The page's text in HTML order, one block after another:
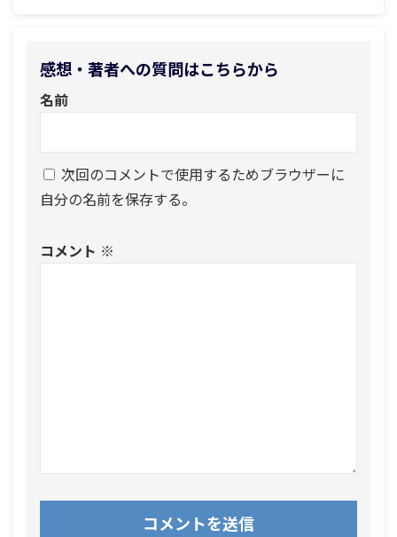
感想・著者への質問はこちらから
名前
次回のコメントで使用するためブラウザーに
自分の名前を保存する。
コメント ※